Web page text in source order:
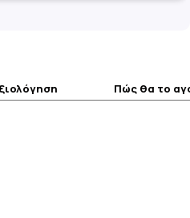
Πώς θα το